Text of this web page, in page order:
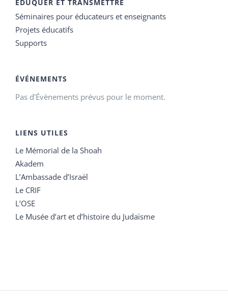
EDUQUER ET TRANSMETTRE
Séminaires pour éducateurs et enseignants
Projets éducatifs
Supports
ÉVÉNEMENTS
Pas d'Évènements prévus pour le moment.
LIENS UTILES
Le Mémorial de la Shoah
Akadem
L’Ambassade d’Israël
Le CRIF
L’OSE
Le Musée d’art et d’histoire du Judaïsme